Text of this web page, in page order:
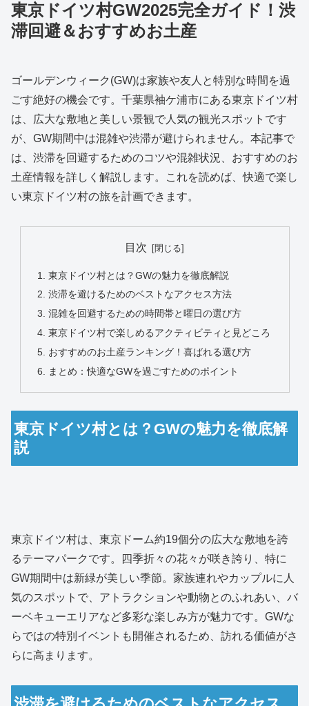
東京ドイツ村GW2025完全ガイド！渋
滞回避＆おすすめお土産
ゴールデンウィーク(GW)は家族や友人と特別な時間を過
ごす絶好の機会です。千葉県袖ケ浦市にある東京ドイツ村
は、広大な敷地と美しい景観で人気の観光スポットです
が、GW期間中は混雑や渋滞が避けられません。本記事で
は、渋滞を回避するためのコツや混雑状況、おすすめのお
土産情報を詳しく解説します。これを読めば、快適で楽し
い東京ドイツ村の旅を計画できます。
目次
東京ドイツ村とは？GWの魅力を徹底解説
渋滞を避けるためのベストなアクセス方法
混雑を回避するための時間帯と曜日の選び方
東京ドイツ村で楽しめるアクティビティと見どころ
おすすめのお土産ランキング！喜ばれる選び方
まとめ：快適なGWを過ごすためのポイント
東京ドイツ村とは？GWの魅力を徹底解
説
東京ドイツ村は、東京ドーム約19個分の広大な敷地を誇
るテーマパークです。四季折々の花々が咲き誇り、特に
GW期間中は新緑が美しい季節。家族連れやカップルに人
気のスポットで、アトラクションや動物とのふれあい、バ
ーベキューエリアなど多彩な楽しみ方が魅力です。GWな
らではの特別イベントも開催されるため、訪れる価値がさ
らに高まります。